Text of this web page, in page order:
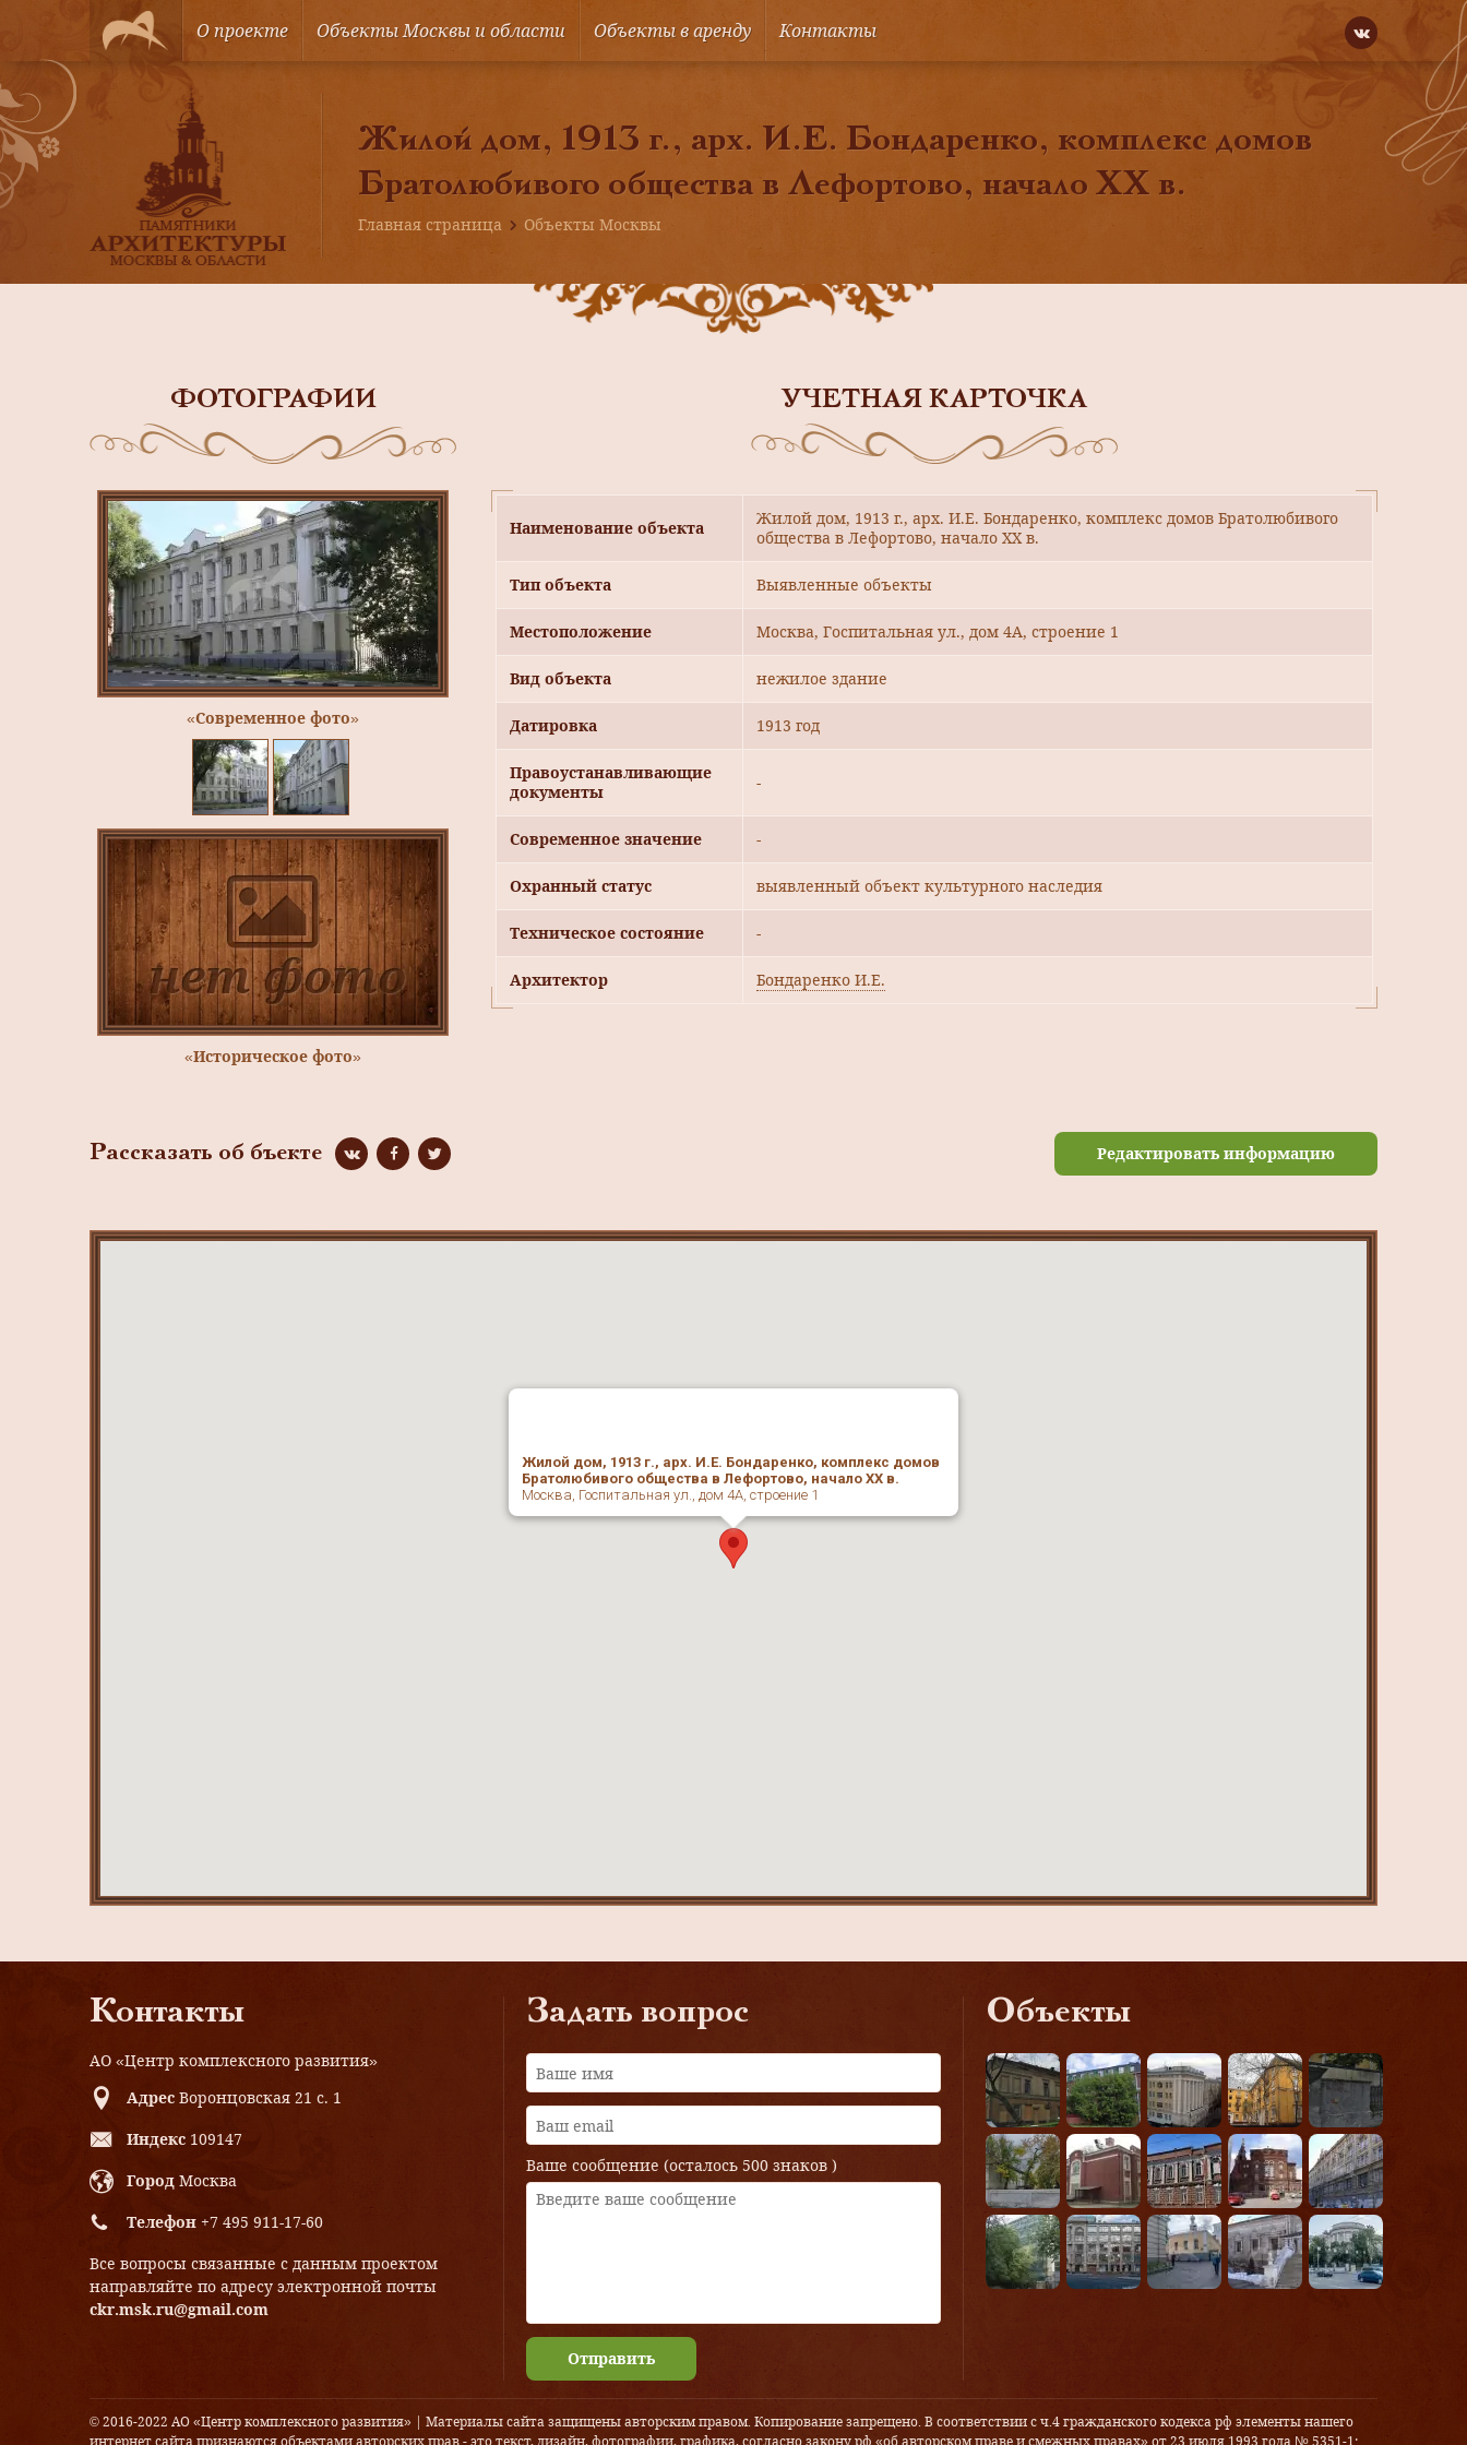
О проекте Объекты Москвы и области Объекты в аренду Контакты
Жилой дом, 1913 г., арх. И.Е. Бондаренко, комплекс домов
Братолюбивого общества в Лефортово, начало ХХ в.
Главная страница Объекты Москвы
ФОТОГРАФИИ
«Современное фото»
«Историческое фото»
УЧЕТНАЯ КАРТОЧКА
Наименование объекта
Жилой дом, 1913 г., арх. И.Е. Бондаренко, комплекс домов Братолюбивого
общества в Лефортово, начало ХХ в.
Тип объекта Выявленные объекты
Местоположение Москва, Госпитальная ул., дом 4А, строение 1
Вид объекта нежилое здание
Датировка 1913 год
Правоустанавливающие
документы
-
Современное значение -
Охранный статус выявленный объект культурного наследия
Техническое состояние -
Архитектор Бондаренко И.Е.
Рассказать об бъекте Редактировать информацию
Жилой дом, 1913 г., арх. И.Е. Бондаренко, комплекс домов
Братолюбивого общества в Лефортово, начало ХХ в.
Москва, Госпитальная ул., дом 4А, строение 1
Контакты
АО «Центр комплексного развития»
Адрес Воронцовская 21 с. 1
Индекс 109147
Город Москва
Телефон +7 495 911-17-60
Все вопросы связанные с данным проектом
направляйте по адресу электронной почты
ckr.msk.ru@gmail.com
Задать вопрос
Ваше сообщение (осталось 500 знаков )
Отправить
Объекты
© 2016-2022 АО «Центр комплексного развития» | Материалы сайта защищены авторским правом. Копирование запрещено. В соответствии с ч.4 гражданского кодекса рф элементы нашего